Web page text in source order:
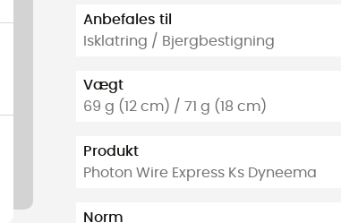
Anbefales til
Isklatring / Bjergbestigning
Vægt
69 g (12 cm) / 71 g (18 cm)
Produkt
Photon Wire Express Ks Dyneema
Norm